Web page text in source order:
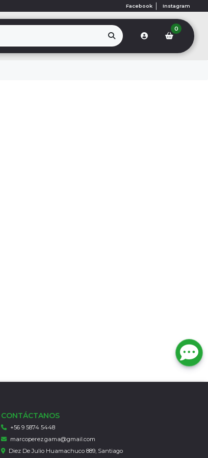
Facebook Instagram
0
CONTÁCTANOS
+56 9 5874 5448
marcoperez.gama@gmail.com
Diez De Julio Huamachuco 889, Santiago